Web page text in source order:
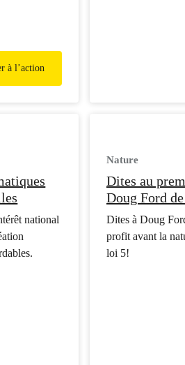
à l’action
national
Nature
Dites au
Doug Ford
loi 5!
Dites à Doug
profit avant la
loi 5!